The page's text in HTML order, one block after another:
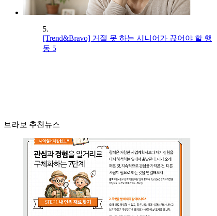
5.
[Trend&Bravo] 거절 못 하는 시니어가 끊어야 할 행
동 5
브라보 추천뉴스